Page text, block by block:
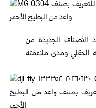
الأصناف الجديدة من
الحقلي ومدى ملاءمته